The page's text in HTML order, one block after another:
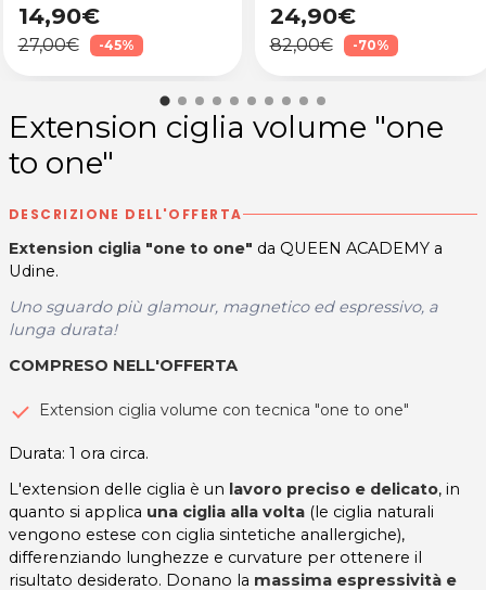
14,90€
27,00€ -45%
24,90€
82,00€ -70%
Extension ciglia volume "one
to one"
DESCRIZIONE DELL'OFFERTA
Extension ciglia "one to one" da QUEEN ACADEMY a
Udine.
Uno sguardo più glamour, magnetico ed espressivo, a
lunga durata!
COMPRESO NELL'OFFERTA
Extension ciglia volume con tecnica "one to one"
Durata: 1 ora circa.
L'extension delle ciglia è un lavoro preciso e delicato, in
quanto si applica una ciglia alla volta (le ciglia naturali
vengono estese con ciglia sintetiche anallergiche),
differenziando lunghezze e curvature per ottenere il
risultato desiderato. Donano la massima espressività e